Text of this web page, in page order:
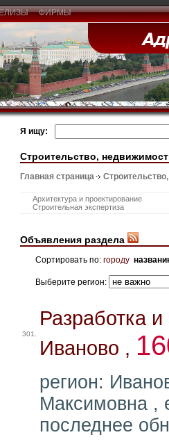
ФИРМЫ
Я ищу:
Строительство,
Главная страница
Архитектура и проектирование
Строительная экспертиза
Объявления раздела
Сортировать по: городу
Выберите регион:
301.
Разработка
Иваново ,
регион:
Максимовна ,
последнее